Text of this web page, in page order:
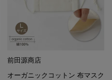
前田源商店
オーガニックコットン 布マスク